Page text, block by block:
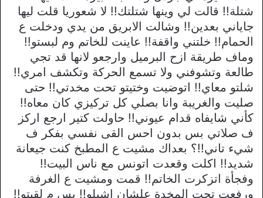
شتلة!! قالت لي وينها شتلتك!! لا شعوريا قلت ليها
جاياني بعدين!! وشالت الابريق من يدي ودخلت ع
الحمام!! خلتني واقفة!! عاينت للخاتم وم لبستو!!
وماف طريقة ازح البرميل وارجعو لانها قد تجي
طالعة وتشوفني ولا تسمع الحركة وتكشف امري!!
شلتو معاي!! اتوضيت وختيتو تحت مخدتي!! حتى
صليت والغريبة وانا بصلي كل تركيزي كان معاه!!
كأني شايفاه قدام عيوني!! حاولت كتير ارجع اركز
ف صلاتي بس بدون احس القى نفسي بفكر ف
شيء تاني!!؟ بعداك مشيت ع المطبخ كنت جيعانة
شديد!! اكلت وقعدت اتونس مع ناس البيت!!
وفجأة اتزكرت الخاتم!! قمت ومشيت ع الغرفة
ورفعت تحت المخدة علشان اشيلو!! بس م لقيتو!!